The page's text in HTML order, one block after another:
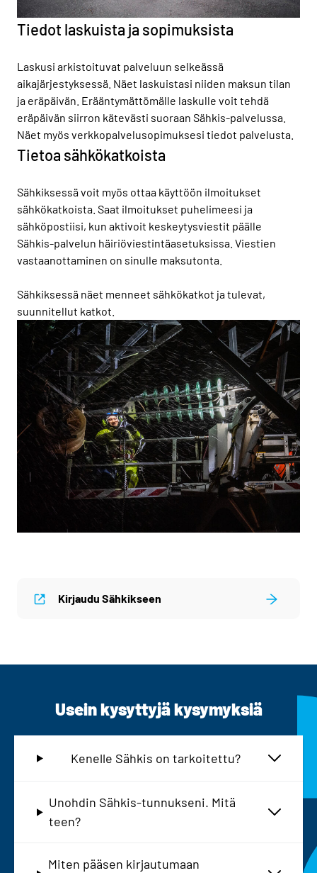
Tiedot laskuista ja sopimuksista
Laskusi arkistoituvat palveluun selkeässä
aikajärjestyksessä. Näet laskuistasi niiden maksun tilan
ja eräpäivän. Erääntymättömälle laskulle voit tehdä
eräpäivän siirron kätevästi suoraan Sähkis-palvelussa.
Näet myös verkkopalvelusopimuksesi tiedot palvelusta.
Tietoa sähkökatkoista
Sähkiksessä voit myös ottaa käyttöön ilmoitukset
sähkökatkoista. Saat ilmoitukset puhelimeesi ja
sähköpostiisi, kun aktivoit keskeytysviestit päälle
Sähkis-palvelun häiriöviestintäasetuksissa. Viestien
vastaanottaminen on sinulle maksutonta.
Sähkiksessä näet menneet sähkökatkot ja tulevat,
suunnitellut katkot.
Kirjaudu Sähkikseen
Usein kysyttyjä kysymyksiä
Kenelle Sähkis on tarkoitettu?
Unohdin Sähkis-tunnukseni. Mitä
teen?
Miten pääsen kirjautumaan